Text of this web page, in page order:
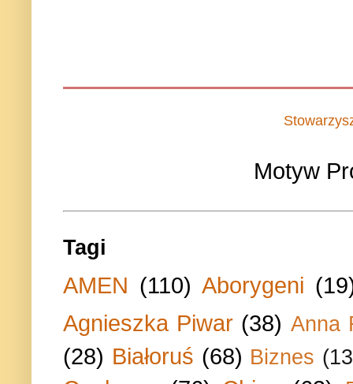
Motyw
Tagi
AMEN (110) Aborygeni
Agnieszka Piwar (38) Anna
(28) Białoruś (68) Biznes